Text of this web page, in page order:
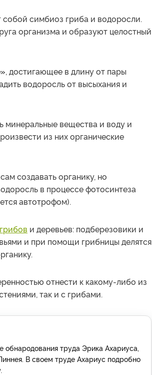
симбиоз гриба и водоросли.
организма и образуют целостный
», достигающее в длину от пары
водоросль от высыхания и
минеральные вещества и воду и
из них органические
создавать органику, но
в процессе фотосинтеза
автотрофом).
и деревьев: подберезовики и
и при помощи грибницы делятся
отнести к какому-либо из
так и с грибами.
обнародования труда Эрика Ахариуса,
В своем труде Ахариус подробно